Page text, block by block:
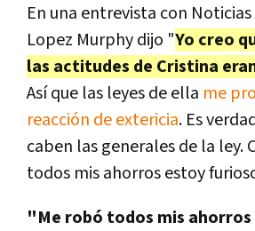
En una entrevista con
Lopez Murphy dijo "Yo creo
las actitudes de Cristina
Así que las leyes de ella me
reacción de extericia. Es
caben las generales de la ley.
todos mis ahorros estoy
"Me robó todos mis ahorros